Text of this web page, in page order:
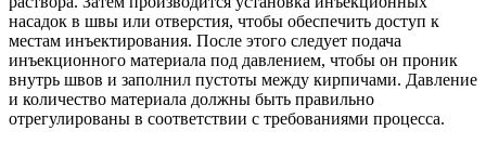
насадок в швы или отверстия, чтобы обеспечить доступ к
местам инъектирования. После этого следует подача
инъекционного материала под давлением, чтобы он проник
внутрь швов и заполнил пустоты между кирпичами. Давление
и количество материала должны быть правильно
отрегулированы в соответствии с требованиями процесса.